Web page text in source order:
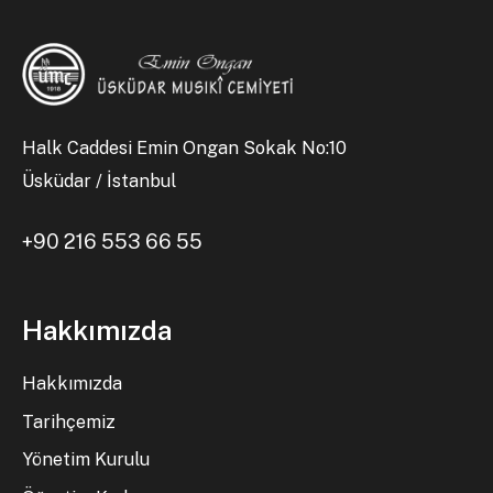
Halk Caddesi Emin Ongan Sokak No:10
Üsküdar / İstanbul
+90 216 553 66 55
Hakkımızda
Hakkımızda
Tarihçemiz
Yönetim Kurulu